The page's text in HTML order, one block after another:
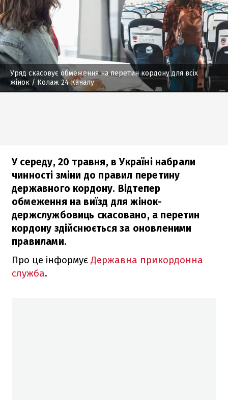
Уряд скасовує обмеження на перетин кордону для всіх
жінок / Колаж 24 Каналу
У середу, 20 травня, в Україні набрали
чинності зміни до правил перетину
державного кордону. Відтепер
обмеження на виїзд для жінок-
держслужбовиць скасовано, а перетин
кордону здійснюється за оновленими
правилами.
Про це інформує Державна прикордонна
служба.